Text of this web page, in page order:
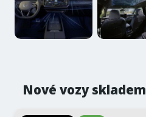
Nové vozy skladem